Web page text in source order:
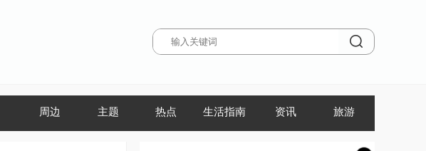
周边 主题 热点 生活指南 资讯 旅游